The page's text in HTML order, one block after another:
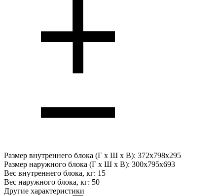
Размер внутреннего блока (Г х Ш х В): 372x798x295
Размер наружного блока (Г х Ш х В): 300x795x693
Вес внутреннего блока, кг: 15
Вес наружного блока, кг: 50
Другие характеристики